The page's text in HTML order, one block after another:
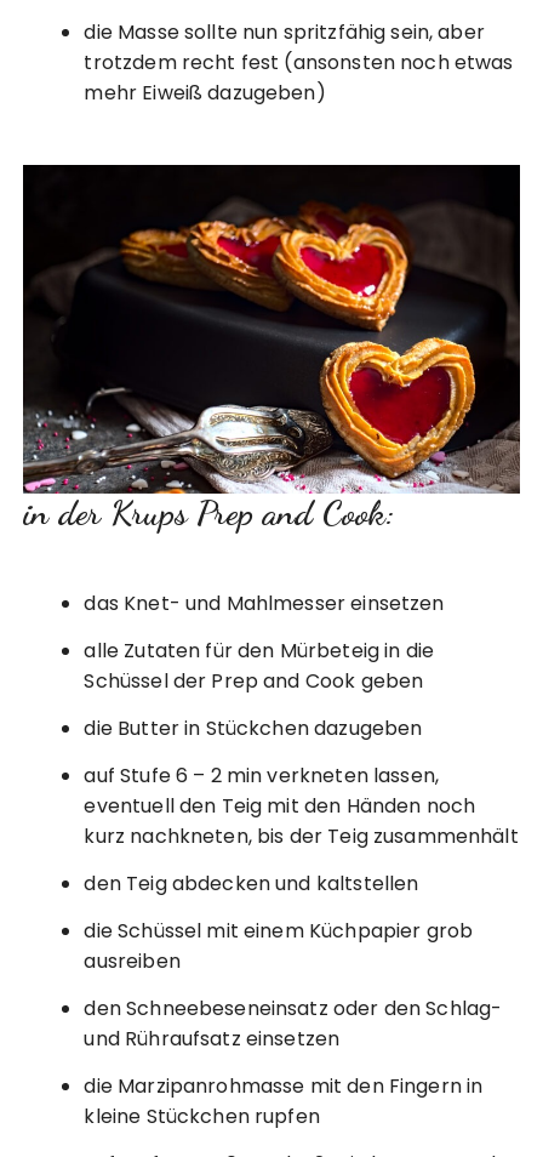
die Masse sollte nun spritzfähig sein, aber
trotzdem recht fest (ansonsten noch etwas
mehr Eiweiß dazugeben)
in der Krups Prep and Cook:
das Knet- und Mahlmesser einsetzen
alle Zutaten für den Mürbeteig in die
Schüssel der Prep and Cook geben
die Butter in Stückchen dazugeben
auf Stufe 6 – 2 min verkneten lassen,
eventuell den Teig mit den Händen noch
kurz nachkneten, bis der Teig zusammenhält
den Teig abdecken und kaltstellen
die Schüssel mit einem Küchpapier grob
ausreiben
den Schneebeseneinsatz oder den Schlag-
und Rühraufsatz einsetzen
die Marzipanrohmasse mit den Fingern in
kleine Stückchen rupfen